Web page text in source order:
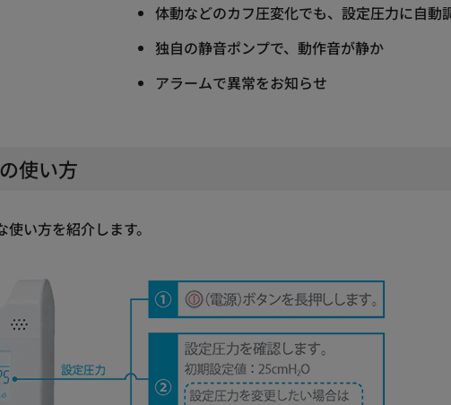
体動などのカフ圧変化でも、設定圧力に自動
独自の静音ポンプで、動作音が静か
アラームで異常をお知らせ
使い方
い方を紹介します。